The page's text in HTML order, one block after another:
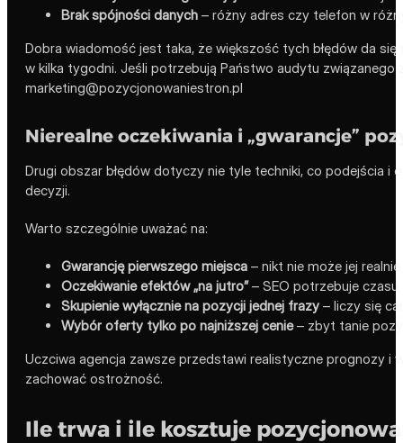
Brak spójności danych – różny adres czy telefon w
Dobra wiadomość jest taka, że większość tych błędów da
w kilka tygodni. Jeśli potrzebują Państwo audytu
marketing@pozycjonowaniestron.pl
Nierealne oczekiwania i „gwarancje”
Drugi obszar błędów dotyczy nie tyle techniki, co podejścia i
decyzji.
Warto szczególnie uważać na:
Gwarancję pierwszego miejsca – nikt nie może jej
Oczekiwanie efektów „na jutro”– SEO potrzebuje
Skupienie wyłącznie na pozycji jednej frazy – liczy się
Wybór oferty tylko po najniższej cenie– zbyt tanie
Uczciwa agencja zawsze przedstawi realistyczne prognozy i
zachować ostrożność.
Ile trwa i ile kosztuje